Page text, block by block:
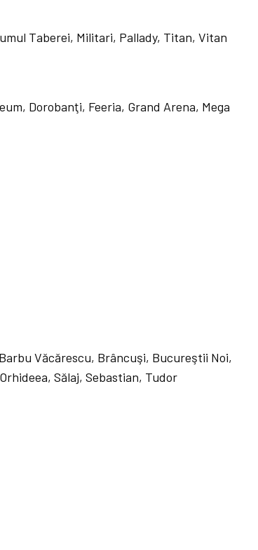
Taberei, Militari, Pallady, Titan, Vitan
Dorobanţi, Feeria, Grand Arena, Mega
Văcărescu, Brâncuşi, Bucureştii Noi,
Sălaj, Sebastian, Tudor